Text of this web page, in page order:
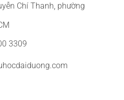
Chí Thanh, phường
3309